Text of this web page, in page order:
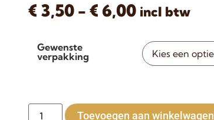
€ 3,50 - € 6,00 incl btw
Gewenste
verpakking
Toevoegen aan winkelwagen